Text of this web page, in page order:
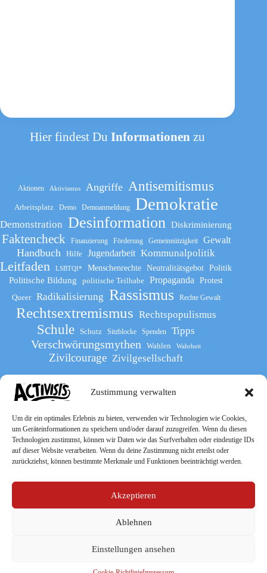
Zustimmung verwalten
Um dir ein optimales Erlebnis zu bieten, verwenden wir Technologien wie Cookies,
um Geräteinformationen zu speichern und/oder darauf zuzugreifen. Wenn du diesen
Technologien zustimmst, können wir Daten wie das Surfverhalten oder eindeutige IDs
auf dieser Website verarbeiten. Wenn du deine Zustimmung nicht erteilst oder
zurückziehst, können bestimmte Merkmale und Funktionen beeinträchtigt werden.
Akzeptieren
Ablehnen
Einstellungen ansehen
Hier findest DuInformationenzu
Aktionen Aktivismus Angriffe Antisemitismus
Arbeitsplatz Demo Demoanmeldung Demokratie
Demonstration Desinformation Diskriminierung
Faktencheck Finanzierung Förderung Gemeinnützigkeit Gewalt
Handbuch Hilfe Jugendarbeit Kommunalpolitik
Leitfaden LSBTQI* Menschenrechte Neutralitätsgebot Politik
Politische Bildung politische Teilhabe Propaganda
Protest
Queer
Radikalisierung Rassismus Rechte Gewalt
Rechtsextremismus Rechtspopulismus
Schule Schutz Sitzblocke Spenden Tipps
Verschwörungsmythen Wahlen Wahrheit
Zivilcourage Zivilgesellschaft
Werde Teil des The Activists Guide